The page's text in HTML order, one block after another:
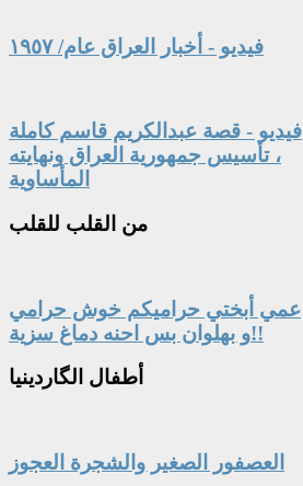
فيديو - أخبار العراق عام/ ١٩٥٧
فيديو - قصة عبدالكريم قاسم كاملة
، تأسيس جمهورية العراق ونهايته
المأساوية
من القلب للقلب
عمي أبختي حراميكم خوش حرامي
و بهلوان بس احنه دماغ سزية!!
أطفال الگاردينيا
العصفور الصغير والشجرة العجوز